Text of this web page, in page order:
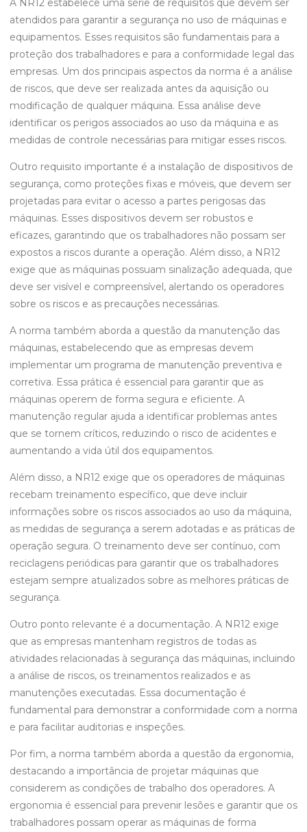
A NR12 estabelece uma série de requisitos que devem ser
atendidos para garantir a segurança no uso de máquinas e
equipamentos. Esses requisitos são fundamentais para a
proteção dos trabalhadores e para a conformidade legal das
empresas. Um dos principais aspectos da norma é a análise
de riscos, que deve ser realizada antes da aquisição ou
modificação de qualquer máquina. Essa análise deve
identificar os perigos associados ao uso da máquina e as
medidas de controle necessárias para mitigar esses riscos.
Outro requisito importante é a instalação de dispositivos de
segurança, como proteções fixas e móveis, que devem ser
projetadas para evitar o acesso a partes perigosas das
máquinas. Esses dispositivos devem ser robustos e
eficazes, garantindo que os trabalhadores não possam ser
expostos a riscos durante a operação. Além disso, a NR12
exige que as máquinas possuam sinalização adequada, que
deve ser visível e compreensível, alertando os operadores
sobre os riscos e as precauções necessárias.
A norma também aborda a questão da manutenção das
máquinas, estabelecendo que as empresas devem
implementar um programa de manutenção preventiva e
corretiva. Essa prática é essencial para garantir que as
máquinas operem de forma segura e eficiente. A
manutenção regular ajuda a identificar problemas antes
que se tornem críticos, reduzindo o risco de acidentes e
aumentando a vida útil dos equipamentos.
Além disso, a NR12 exige que os operadores de máquinas
recebam treinamento específico, que deve incluir
informações sobre os riscos associados ao uso da máquina,
as medidas de segurança a serem adotadas e as práticas de
operação segura. O treinamento deve ser contínuo, com
reciclagens periódicas para garantir que os trabalhadores
estejam sempre atualizados sobre as melhores práticas de
segurança.
Outro ponto relevante é a documentação. A NR12 exige
que as empresas mantenham registros de todas as
atividades relacionadas à segurança das máquinas, incluindo
a análise de riscos, os treinamentos realizados e as
manutenções executadas. Essa documentação é
fundamental para demonstrar a conformidade com a norma
e para facilitar auditorias e inspeções.
Por fim, a norma também aborda a questão da ergonomia,
destacando a importância de projetar máquinas que
considerem as condições de trabalho dos operadores. A
ergonomia é essencial para prevenir lesões e garantir que os
trabalhadores possam operar as máquinas de forma